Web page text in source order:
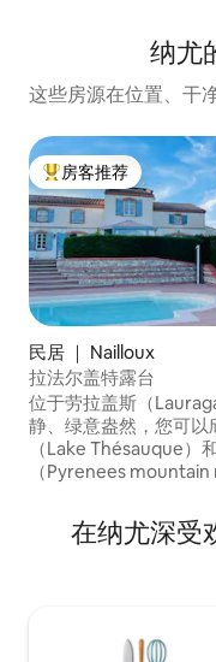
纳尤
这些房源在位置、干
热门「房客推荐」
房客推荐
民居 ｜ Nailloux
拉法尔盖特露台
位于劳拉盖斯（
静、绿意盎然，您可以
（Lake Thésauque）
（Pyrenees
归类为「3星级上加龙
国乡村民宿」 房源完全独立；然而，它毗
在纳尤深受